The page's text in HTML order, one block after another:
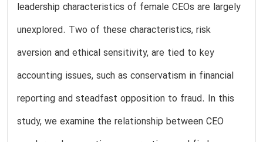
leadership characteristics of female CEOs are largely
unexplored. Two of these characteristics, risk
aversion and ethical sensitivity, are tied to key
accounting issues, such as conservatism in financial
reporting and steadfast opposition to fraud. In this
study, we examine the relationship between CEO